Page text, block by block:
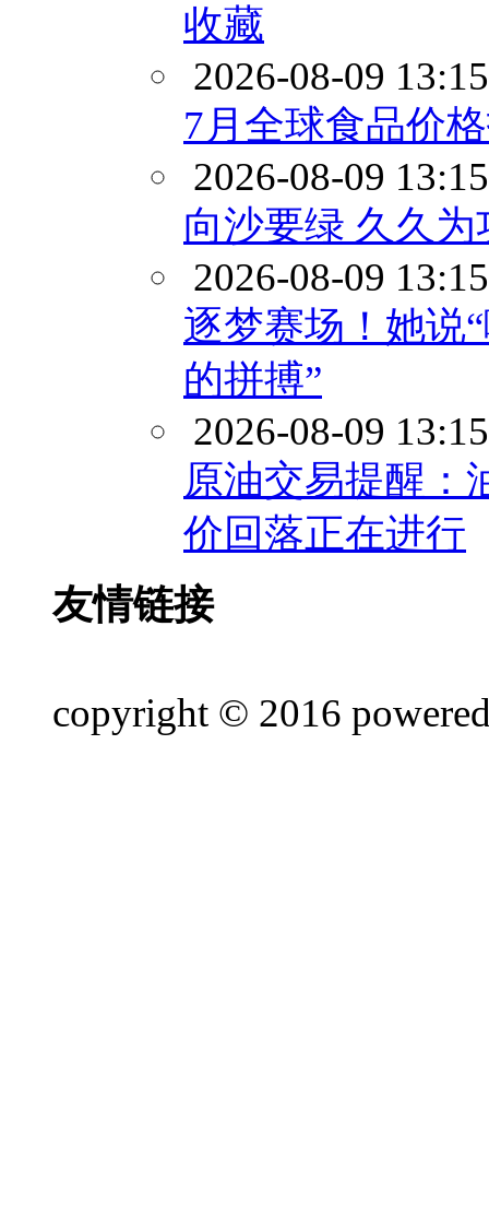
收藏
2026-08-09
7月全球食品价
2026-08-09
向沙要绿 久久
2026-08-09
逐梦赛场！她说
的拼搏”
2026-08-09
原油交易提醒：
价回落正在进行
友情链接
copyright © 2016